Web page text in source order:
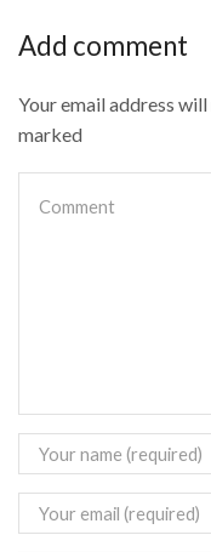
Add comment
Your email address
marked